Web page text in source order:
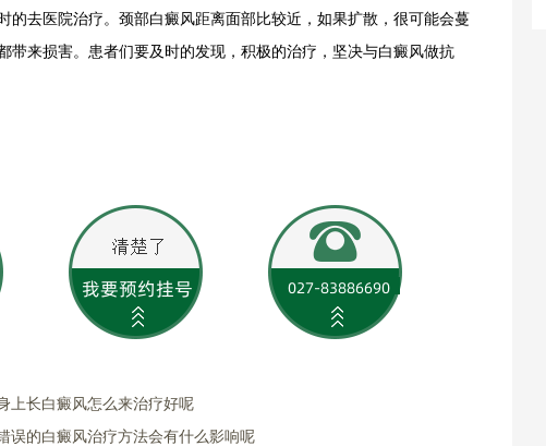
的去医院治疗。颈部白癜风距离面部比较近，如果扩散，很可能会蔓
带来损害。患者们要及时的发现，积极的治疗，坚决与白癜风做抗
上长白癜风怎么来治疗好呢
误的白癜风治疗方法会有什么影响呢